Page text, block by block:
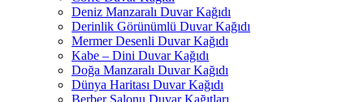
Deniz Manzaralı Duvar Kağıdı
Derinlik Görünümlü Duvar Kağıdı
Mermer Desenli Duvar Kağıdı
Kabe – Dini Duvar Kağıdı
Doğa Manzaralı Duvar Kağıdı
Dünya Haritası Duvar Kağıdı
Berber Salonu Duvar Kağıtları